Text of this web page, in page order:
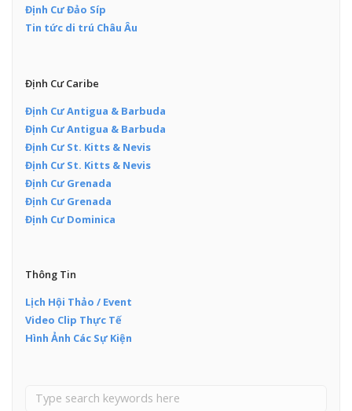
Định Cư Đảo Síp
Tin tức di trú Châu Âu
Định Cư Caribe
Định Cư Antigua & Barbuda
Định Cư Antigua & Barbuda
Định Cư St. Kitts & Nevis
Định Cư St. Kitts & Nevis
Định Cư Grenada
Định Cư Grenada
Định Cư Dominica
Thông Tin
Lịch Hội Thảo / Event
Video Clip Thực Tế
Hình Ảnh Các Sự Kiện